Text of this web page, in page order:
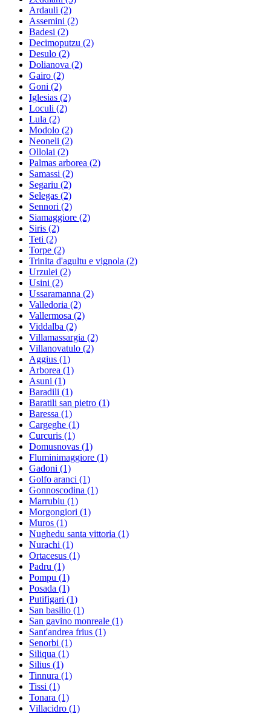
Ardauli (2)
Assemini (2)
Badesi (2)
Decimoputzu (2)
Desulo (2)
Dolianova (2)
Gairo (2)
Goni (2)
Iglesias (2)
Loculi (2)
Lula (2)
Modolo (2)
Neoneli (2)
Ollolai (2)
Palmas arborea (2)
Samassi (2)
Segariu (2)
Selegas (2)
Sennori (2)
Siamaggiore (2)
Siris (2)
Teti (2)
Torpe (2)
Trinita d'agultu e vignola (2)
Urzulei (2)
Usini (2)
Ussaramanna (2)
Valledoria (2)
Vallermosa (2)
Viddalba (2)
Villamassargia (2)
Villanovatulo (2)
Aggius (1)
Arborea (1)
Asuni (1)
Baradili (1)
Baratili san pietro (1)
Baressa (1)
Cargeghe (1)
Curcuris (1)
Domusnovas (1)
Fluminimaggiore (1)
Gadoni (1)
Golfo aranci (1)
Gonnoscodina (1)
Marrubiu (1)
Morgongiori (1)
Muros (1)
Nughedu santa vittoria (1)
Nurachi (1)
Ortacesus (1)
Padru (1)
Pompu (1)
Posada (1)
Putifigari (1)
San basilio (1)
San gavino monreale (1)
Sant'andrea frius (1)
Senorbi (1)
Siliqua (1)
Silius (1)
Tinnura (1)
Tissi (1)
Tonara (1)
Villacidro (1)